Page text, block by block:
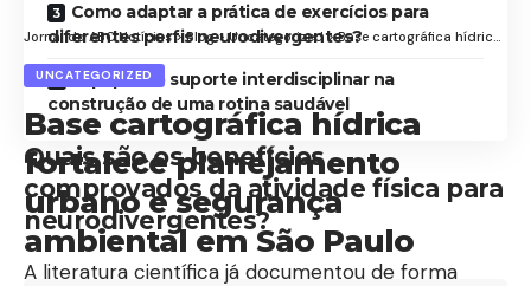
Como adaptar a prática de exercícios para
diferentes perfis neurodivergentes?
O papel do suporte interdisciplinar na
construção de uma rotina saudável
Quais são os benefícios
comprovados da atividade física para
neurodivergentes?
A literatura científica já documentou de forma
Jornal do ABC Notícias>Blog>Uncategorized>Base cartográfica hídrica fortalece planejamento urbano e segurança ambiental em São Paulo
UNCATEGORIZED
Base cartográfica hídrica
fortalece planejamento
urbano e segurança
ambiental em São Paulo